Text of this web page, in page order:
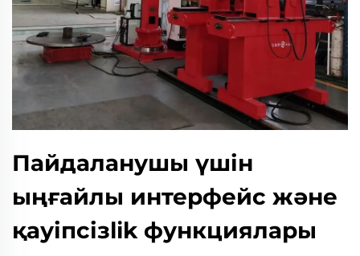
Пайдаланушы үшін
ыңғайлы интерфейс және
қауіпсізlik функциялары